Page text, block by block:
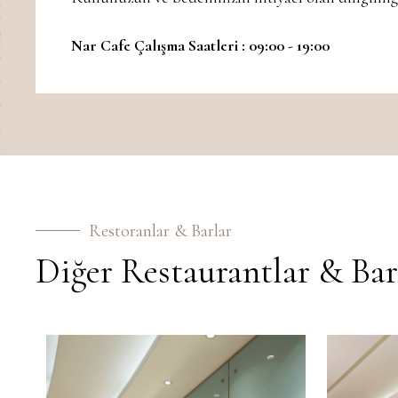
Nar Cafe Çalışma Saatleri : 09:00 - 19:00
Restoranlar & Barlar
Diğer Restaurantlar &